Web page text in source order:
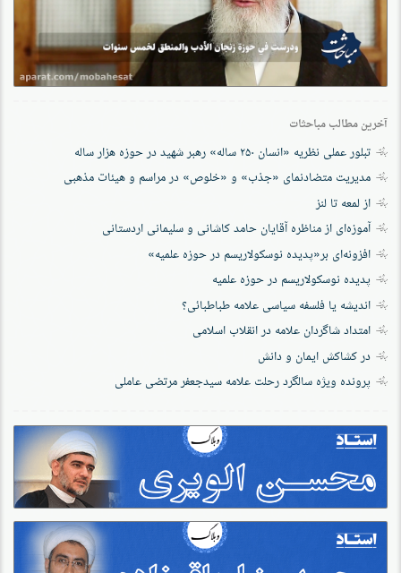
آخرین مطالب مباحثات
تبلور عملی نظریه «انسان ۲۵۰ ساله» رهبر شهید در حوزه هزار ساله
مدیریت متضادنمای «جذب» و «خلوص» در مراسم و هیئات مذهبی
از لمعه تا لنز
آموزه‌ای از مناظره آقایان حامد کاشانی و سلیمانی اردستانی
افزونه‌ای بر«پدیده نوسکولاریسم در حوزه‌ علمیه»
پدیده نوسکولاریسم در حوزه علمیه
اندیشه یا فلسفه سیاسی علامه طباطبائی؟
امتداد شاگردان علامه در انقلاب اسلامی
در کشاکش ایمان و دانش
پرونده‌ ویژه سالگرد رحلت علامه سیدجعفر مرتضی عاملی